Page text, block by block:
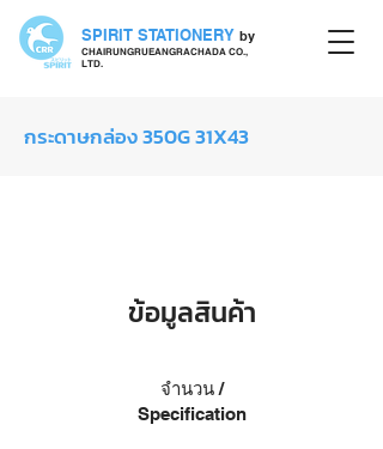
SPIRIT STATIONERY by
CHAIRUNGRUEANGRACHADA CO.,
LTD.
กระดาษกล่อง 350G 31X43
ข้อมูลสินค้า
จำนวน /
Specification